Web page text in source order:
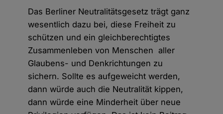
Das Berliner Neutralitätsgesetz trägt ganz
wesentlich dazu bei, diese Freiheit zu
schützen und ein gleichberechtigtes
Zusammenleben von Menschen aller
Glaubens- und Denkrichtungen zu
sichern. Sollte es aufgeweicht werden,
dann würde auch die Neutralität kippen,
dann würde eine Minderheit über neue